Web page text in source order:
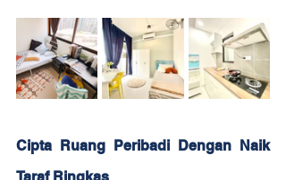
Cipta Ruang Peribadi Dengan Naik